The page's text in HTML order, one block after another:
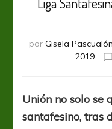
por Gisela Pascualón
2019
Unión no solo se
santafesino, tras